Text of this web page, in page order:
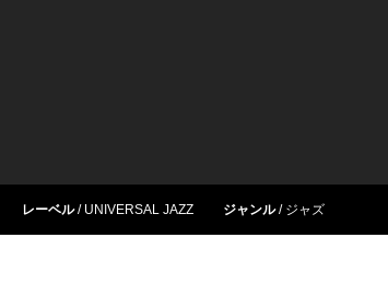
レーベル UNIVERSAL JAZZ ジャンル ジャズ